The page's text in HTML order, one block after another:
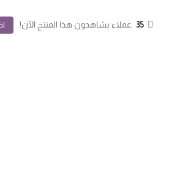
35 عملاء يشاهدون هذا المنتج الآن!